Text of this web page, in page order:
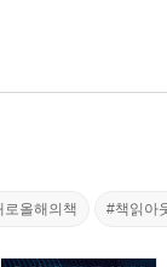
로올해의책 #책읽아